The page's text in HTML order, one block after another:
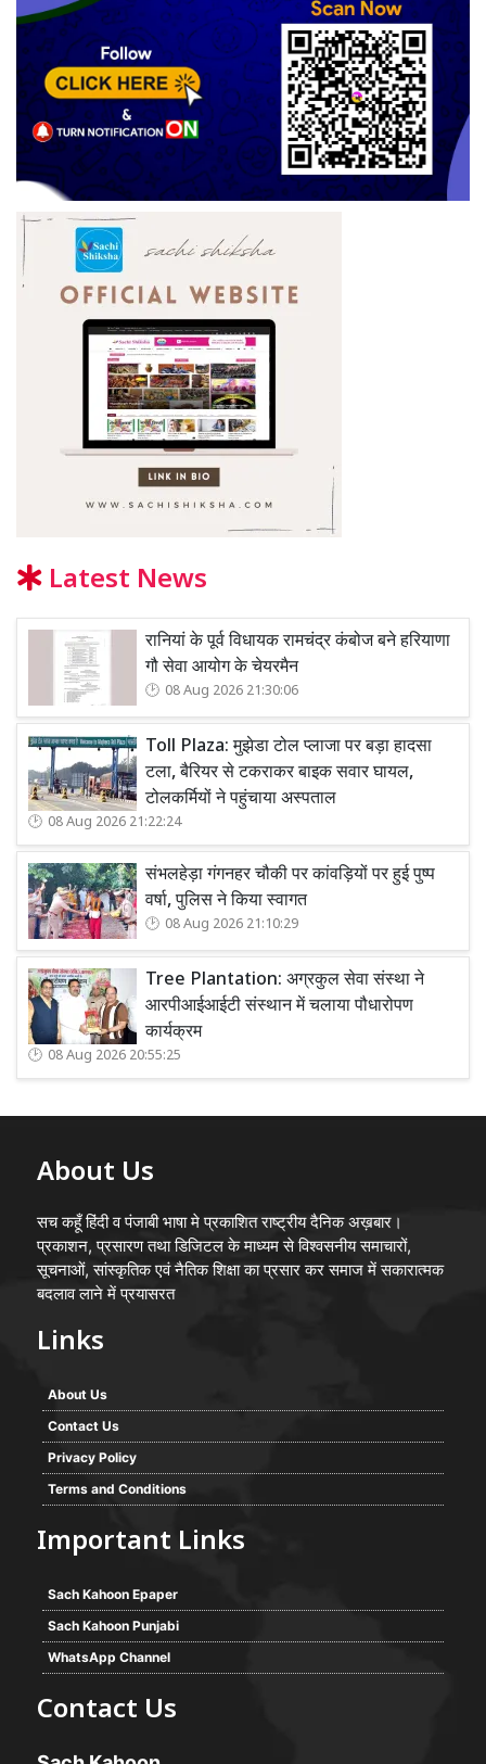
Latest News
रानियां के पूर्व विधायक रामचंद्र कंबोज बने हरियाणा
गौ सेवा आयोग के चेयरमैन
08 Aug 2026 21:30:06
Toll Plaza: मुझेडा टोल प्लाजा पर बड़ा हादसा
टला, बैरियर से टकराकर बाइक सवार घायल,
टोलकर्मियों ने पहुंचाया अस्पताल
08 Aug 2026 21:22:24
संभलहेड़ा गंगनहर चौकी पर कांवड़ियों पर हुई पुष्प
वर्षा, पुलिस ने किया स्वागत
08 Aug 2026 21:10:29
Tree Plantation: अग्रकुल सेवा संस्था ने
आरपीआईआईटी संस्थान में चलाया पौधारोपण
कार्यक्रम
08 Aug 2026 20:55:25
About Us
सच कहूँ हिंदी व पंजाबी भाषा मे प्रकाशित राष्ट्रीय दैनिक अख़बार।
प्रकाशन, प्रसारण तथा डिजिटल के माध्यम से विश्वसनीय समाचारों,
सूचनाओं, सांस्कृतिक एवं नैतिक शिक्षा का प्रसार कर समाज में सकारात्मक
बदलाव लाने में प्रयासरत
Links
About Us
Contact Us
Privacy Policy
Terms and Conditions
Important Links
Sach Kahoon Epaper
Sach Kahoon Punjabi
WhatsApp Channel
Contact Us